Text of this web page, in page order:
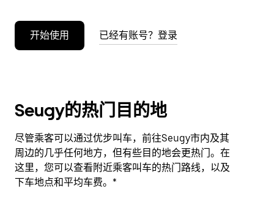
开始使用 已经有账号？登录
Seugy的热门目的地
尽管乘客可以通过优步叫车，前往Seugy市内及其
周边的几乎任何地方，但有些目的地会更热门。在
这里，您可以查看附近乘客叫车的热门路线，以及
下车地点和平均车费。*